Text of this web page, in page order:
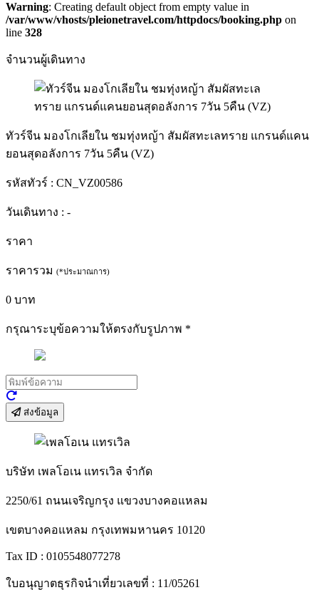
Warning: Creating default object from empty value in
/var/www/vhosts/pleionetravel.com/httpdocs/booking.php on
line 328
จำนวนผู้เดินทาง
ทัวร์จีน มองโกเลียใน ชมทุ่งหญ้า สัมผัสทะเลทราย แกรนด์แคน
ยอนสุดอลังการ 7วัน 5คืน (VZ)
รหัสทัวร์ : CN_VZ00586
วันเดินทาง : -
ราคา
ราคารวม (*ประมาณการ)
0 บาท
กรุณาระบุข้อความให้ตรงกับรูปภาพ *
ส่งข้อมูล
บริษัท เพลโอเน แทรเวิล จำกัด
2250/61 ถนนเจริญกรุง แขวงบางคอแหลม
เขตบางคอแหลม กรุงเทพมหานคร 10120
Tax ID : 0105548077278
ใบอนุญาตธุรกิจนำเที่ยวเลขที่ : 11/05261